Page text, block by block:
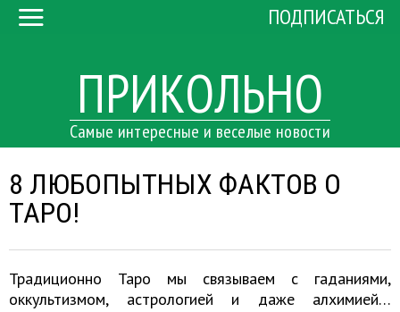
ПРИКОЛЬНО
Самые интересные и веселые новости
ПОДПИСАТЬСЯ
8 ЛЮБОПЫТНЫХ ФАКТОВ О
ТАРО!
Традиционно Таро мы связываем с гаданиями,
оккультизмом, астрологией и даже алхимией…